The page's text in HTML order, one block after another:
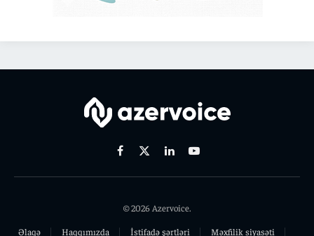
Facebook
X
LinkedinYoutube
© 2026 Azervoice.
Əlaqə
Haqqımızda İstifadə şərtləri Məxfilik siyasəti